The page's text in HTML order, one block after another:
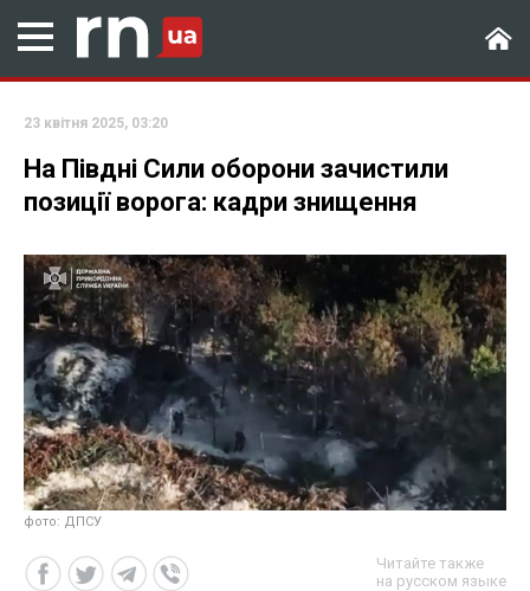
23 квітня 2025, 03:20
На Півдні Сили оборони зачистили
позиції ворога: кадри знищення
фото: ДПСУ
Читайте также
на русском языке